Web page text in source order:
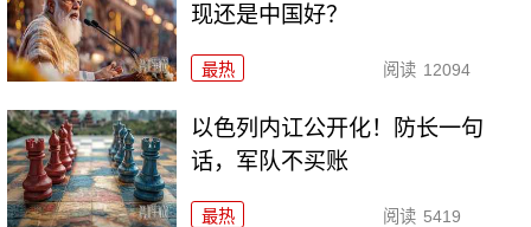
现还是中国好？
最热 阅读 12094
以色列内讧公开化！防长一句
话，军队不买账
最热 阅读 5419